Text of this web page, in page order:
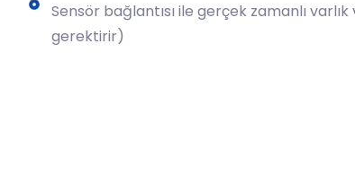
Sensör bağlantısı ile gerçek zamanlı
gerektirir)